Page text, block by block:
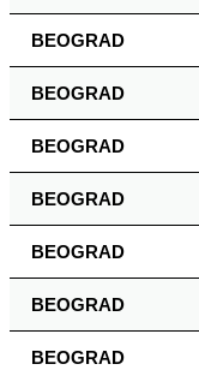
BEOGRAD
BEOGRAD
BEOGRAD
BEOGRAD
BEOGRAD
BEOGRAD
BEOGRAD